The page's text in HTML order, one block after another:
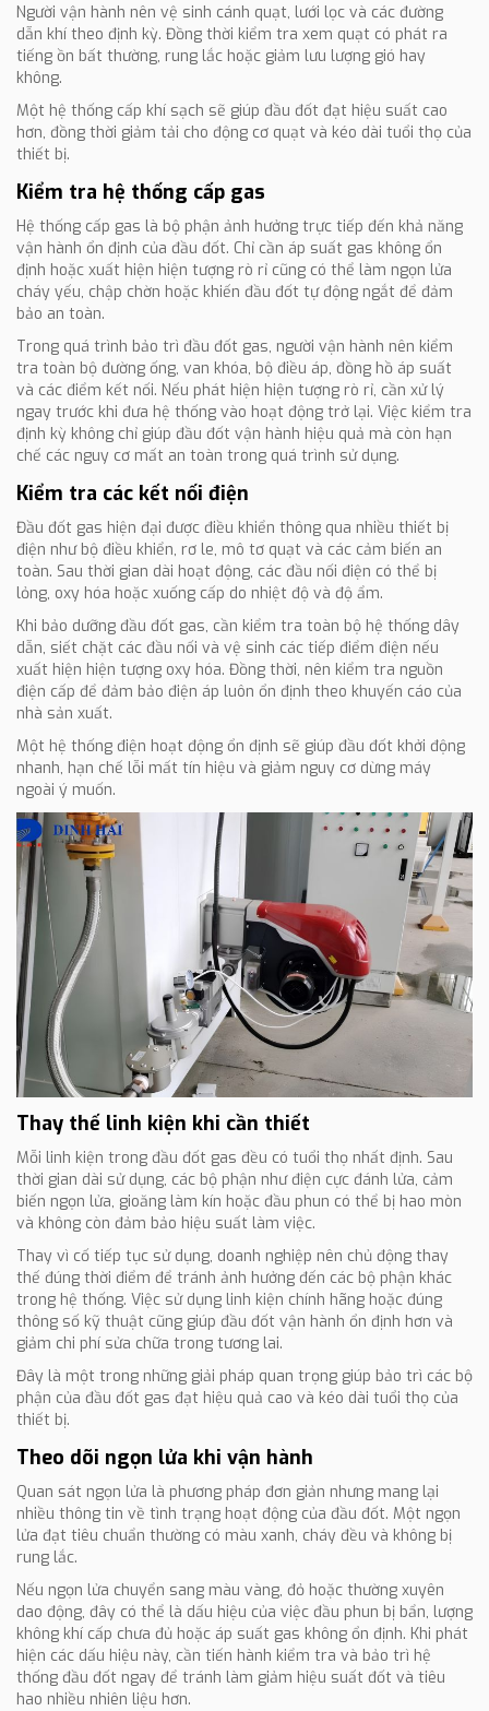
Người vận hành nên vệ sinh cánh quạt, lưới lọc và các đường
dẫn khí theo định kỳ. Đồng thời kiểm tra xem quạt có phát ra
tiếng ồn bất thường, rung lắc hoặc giảm lưu lượng gió hay
không.
Một hệ thống cấp khí sạch sẽ giúp đầu đốt đạt hiệu suất cao
hơn, đồng thời giảm tải cho động cơ quạt và kéo dài tuổi thọ của
thiết bị.
Kiểm tra hệ thống cấp gas
Hệ thống cấp gas là bộ phận ảnh hưởng trực tiếp đến khả năng
vận hành ổn định của đầu đốt. Chỉ cần áp suất gas không ổn
định hoặc xuất hiện hiện tượng rò rỉ cũng có thể làm ngọn lửa
cháy yếu, chập chờn hoặc khiến đầu đốt tự động ngắt để đảm
bảo an toàn.
Trong quá trình bảo trì đầu đốt gas, người vận hành nên kiểm
tra toàn bộ đường ống, van khóa, bộ điều áp, đồng hồ áp suất
và các điểm kết nối. Nếu phát hiện hiện tượng rò rỉ, cần xử lý
ngay trước khi đưa hệ thống vào hoạt động trở lại. Việc kiểm tra
định kỳ không chỉ giúp đầu đốt vận hành hiệu quả mà còn hạn
chế các nguy cơ mất an toàn trong quá trình sử dụng.
Kiểm tra các kết nối điện
Đầu đốt gas hiện đại được điều khiển thông qua nhiều thiết bị
điện như bộ điều khiển, rơ le, mô tơ quạt và các cảm biến an
toàn. Sau thời gian dài hoạt động, các đầu nối điện có thể bị
lỏng, oxy hóa hoặc xuống cấp do nhiệt độ và độ ẩm.
Khi bảo dưỡng đầu đốt gas, cần kiểm tra toàn bộ hệ thống dây
dẫn, siết chặt các đầu nối và vệ sinh các tiếp điểm điện nếu
xuất hiện hiện tượng oxy hóa. Đồng thời, nên kiểm tra nguồn
điện cấp để đảm bảo điện áp luôn ổn định theo khuyến cáo của
nhà sản xuất.
Một hệ thống điện hoạt động ổn định sẽ giúp đầu đốt khởi động
nhanh, hạn chế lỗi mất tín hiệu và giảm nguy cơ dừng máy
ngoài ý muốn.
Thay thế linh kiện khi cần thiết
Mỗi linh kiện trong đầu đốt gas đều có tuổi thọ nhất định. Sau
thời gian dài sử dụng, các bộ phận như điện cực đánh lửa, cảm
biến ngọn lửa, gioăng làm kín hoặc đầu phun có thể bị hao mòn
và không còn đảm bảo hiệu suất làm việc.
Thay vì cố tiếp tục sử dụng, doanh nghiệp nên chủ động thay
thế đúng thời điểm để tránh ảnh hưởng đến các bộ phận khác
trong hệ thống. Việc sử dụng linh kiện chính hãng hoặc đúng
thông số kỹ thuật cũng giúp đầu đốt vận hành ổn định hơn và
giảm chi phí sửa chữa trong tương lai.
Đây là một trong những giải pháp quan trọng giúp bảo trì các bộ
phận của đầu đốt gas đạt hiệu quả cao và kéo dài tuổi thọ của
thiết bị.
Theo dõi ngọn lửa khi vận hành
Quan sát ngọn lửa là phương pháp đơn giản nhưng mang lại
nhiều thông tin về tình trạng hoạt động của đầu đốt. Một ngọn
lửa đạt tiêu chuẩn thường có màu xanh, cháy đều và không bị
rung lắc.
Nếu ngọn lửa chuyển sang màu vàng, đỏ hoặc thường xuyên
dao động, đây có thể là dấu hiệu của việc đầu phun bị bẩn, lượng
không khí cấp chưa đủ hoặc áp suất gas không ổn định. Khi phát
hiện các dấu hiệu này, cần tiến hành kiểm tra và bảo trì hệ
thống đầu đốt ngay để tránh làm giảm hiệu suất đốt và tiêu
hao nhiều nhiên liệu hơn.